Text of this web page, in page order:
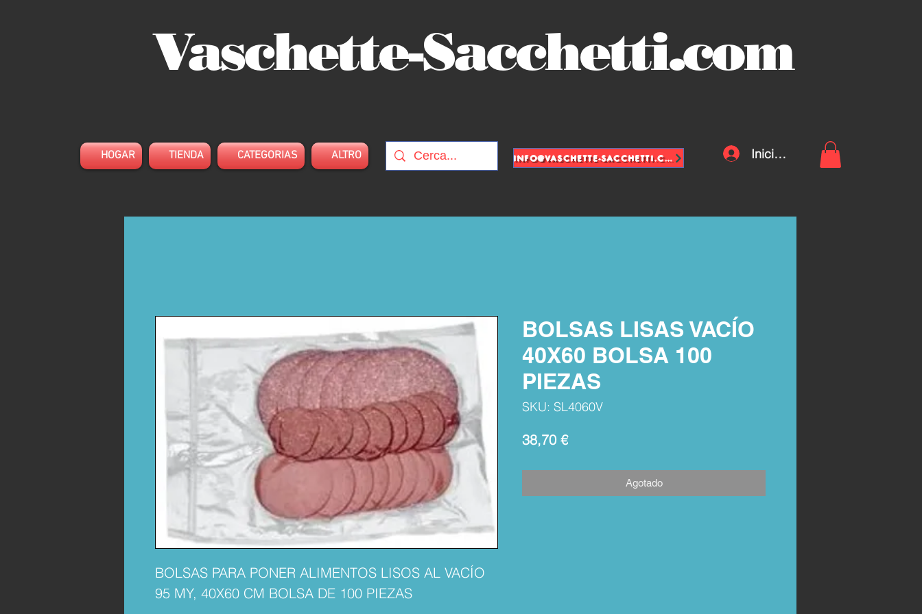
Vaschette-Sacchetti.com
HOGAR TIENDA CATEGORIAS ALTRO INFO@VASCHETTE-SACCHETTI.COM Iniciar sesión
BOLSAS PARA PONER ALIMENTOS LISOS AL VACÍO
95 MY, 40X60 CM BOLSA DE 100 PIEZAS
BOLSAS LISAS VACÍO
40X60 BOLSA 100
PIEZAS
SKU: SL4060V
38,70 €Precio
Agotado